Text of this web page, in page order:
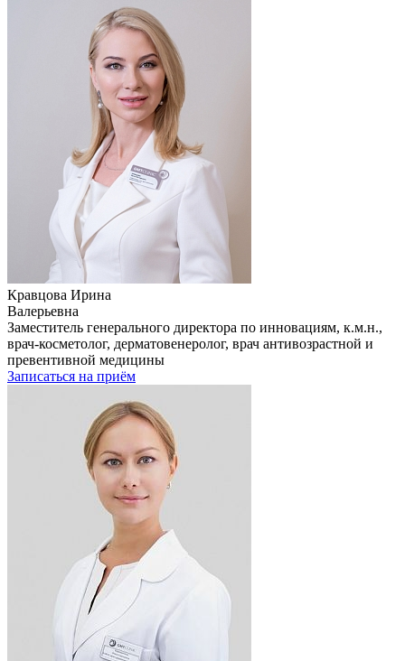
Кравцова Ирина
Валерьевна
Заместитель генерального директора по инновациям, к.м.н.,
врач-косметолог, дерматовенеролог, врач антивозрастной и
превентивной медицины
Записаться на приём